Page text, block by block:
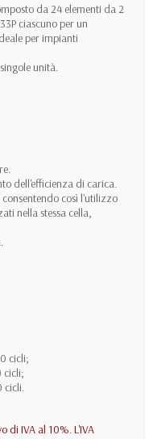
da 24 elementi da 2
ciascuno per un
per impianti
unità.
dell'efficienza di carica.
così l'utilizzo
nella stessa cella,
cicli;
cicli;
cicli.
di IVA al 10%. L'IVA